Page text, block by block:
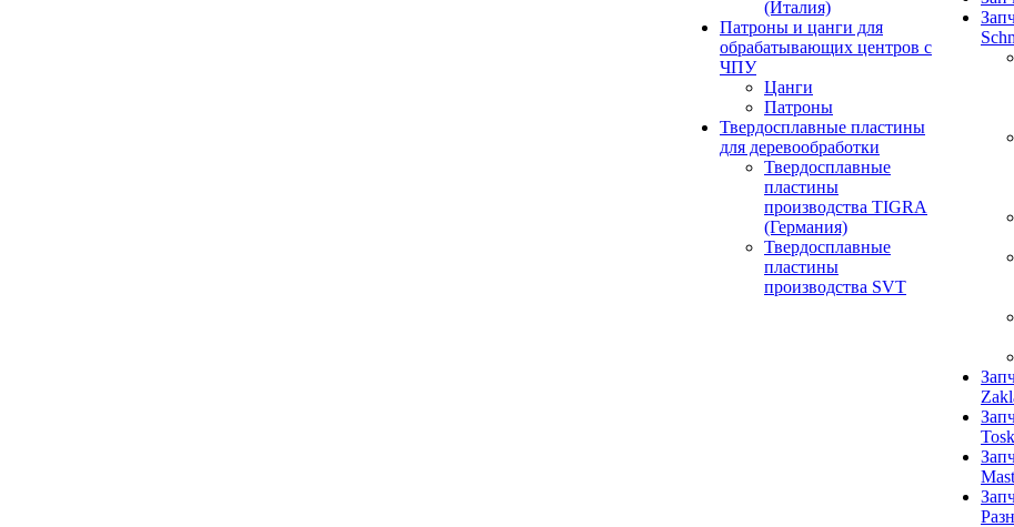
(Италия)
Патроны и цанги для
обрабатывающих центров с
ЧПУ
Цанги
Патроны
Твердосплавные пластины
для деревообработки
Твердосплавные
пластины
производства TIGRA
(Германия)
Твердосплавные
пластины
производства SVT